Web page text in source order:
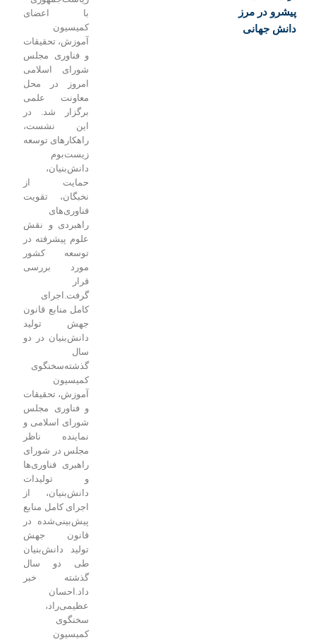
در مرز
با اعضای
آموزش، تحقیقات
و فناوری مجلس
شورای اسلامی
امروز در محل
معاونت علمی
برگزار شد. در
این نشست،
راهکارهای توسعه
حمایت از
نخبگان، تقویت
راهبردی و نقش
علوم پیشرفته در
توسعه کشور
مورد بررسی
اجرای
کامل منابع قانون
جهش تولید
دانش‌بنیان در دو
سخنگوی
آموزش، تحقیقات
و فناوری مجلس
شورای اسلامی و
نماینده ناظر
مجلس در شورای
راهبری فناوری‌ها
و تولیدات
دانش‌بنیان، از
اجرای کامل منابع
پیش‌بینی‌شده در
قانون جهش
تولید دانش‌بنیان
طی دو سال
گذشته خبر